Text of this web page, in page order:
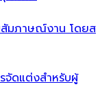
สัมภาษณ์งาน โดยส
จัดแต่งสำหรับผู้